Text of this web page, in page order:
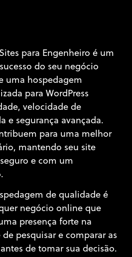
para Engenheiro é um
do seu negócio
uma hospedagem
para WordPress
velocidade de
e segurança avançada.
para uma melhor
mantendo seu site
e com um
de qualidade é
negócio online que
presença forte na
pesquisar e comparar as
de tomar sua decisão.